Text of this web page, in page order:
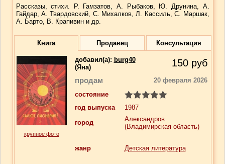
Рассказы, стихи. Р. Гамзатов, А. Рыбаков, Ю. Друнина, А.
Гайдар, А. Твардовский, С. Михалков, Л. Кассиль, С. Маршак,
А. Барто, В. Крапивин и др.
Книга Продавец Консультация
крупное фото
добавил(a): burg40
(Яна)
150 руб
продам
20 февраля 2026
состояние
год выпуска
1987
город
Александров
(Владимирская область)
жанр Детская литература